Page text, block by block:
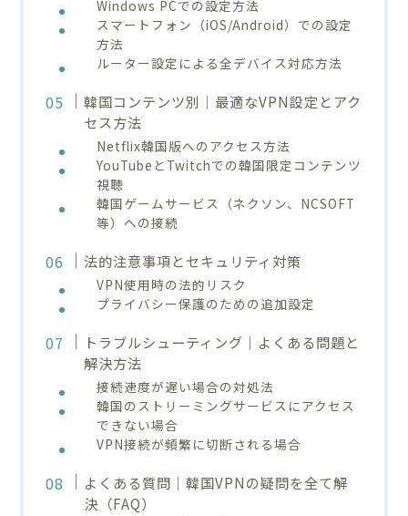
Windows PCでの設定方法
スマートフォン（iOS/Android）での設定
方法
ルーター設定による全デバイス対応方法
韓国コンテンツ別｜最適なVPN設定とアク
セス方法
Netflix韓国版へのアクセス方法
YouTubeとTwitchでの韓国限定コンテンツ
視聴
韓国ゲームサービス（ネクソン、NCSOFT
等）への接続
法的注意事項とセキュリティ対策
VPN使用時の法的リスク
プライバシー保護のための追加設定
トラブルシューティング｜よくある問題と
解決方法
接続速度が遅い場合の対処法
韓国のストリーミングサービスにアクセス
できない場合
VPN接続が頻繁に切断される場合
よくある質問｜韓国VPNの疑問を全て解
決（FAQ）